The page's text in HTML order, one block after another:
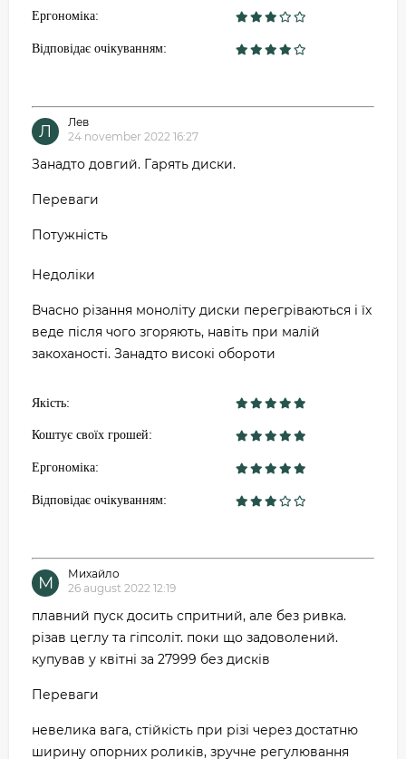
Ергономіка:
Відповідає очікуванням:
Л
Лев
24 november 2022 16:27
Занадто довгий. Гарять диски.
Переваги
Потужність
Недоліки
Вчасно різання моноліту диски перегріваються і їх
веде після чого згоряють, навіть при малій
закоханості. Занадто високі обороти
Якість:
Коштує своїх грошей:
Ергономіка:
Відповідає очікуванням:
М
Михайло
26 august 2022 12:19
плавний пуск досить спритний, але без ривка.
різав цеглу та гіпсоліт. поки що задоволений.
купував у квітні за 27999 без дисків
Переваги
невелика вага, стійкість при різі через достатню
ширину опорних роликів, зручне регулювання